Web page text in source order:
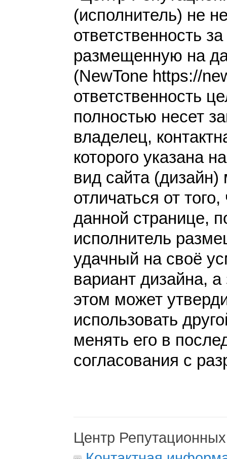
(исполнитель) не
ответственность
размещенную на
(NewTone https://
ответственность
полностью несет
владелец,
которого указана
вид сайта (дизайн)
отличаться от
данной странице,
исполнитель
удачный на своё
вариант дизайна, а
этом может
использовать
менять его в
согласования с
Центр